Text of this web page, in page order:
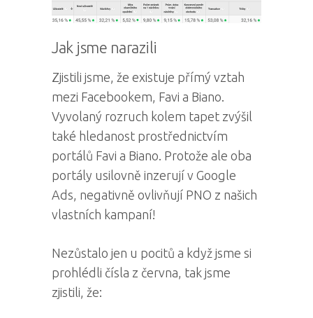
Jak jsme narazili
Zjistili jsme, že existuje přímý vztah
mezi Facebookem, Favi a Biano.
Vyvolaný rozruch kolem tapet zvýšil
také hledanost prostřednictvím
portálů Favi a Biano. Protože ale oba
portály usilovně inzerují v Google
Ads, negativně ovlivňují PNO z našich
vlastních kampaní!
Nezůstalo jen u pocitů a když jsme si
prohlédli čísla z června, tak jsme
zjistili, že: